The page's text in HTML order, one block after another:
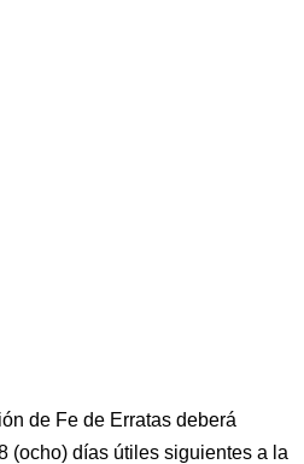
de Fe de Erratas deberá
(ocho) días útiles siguientes a la